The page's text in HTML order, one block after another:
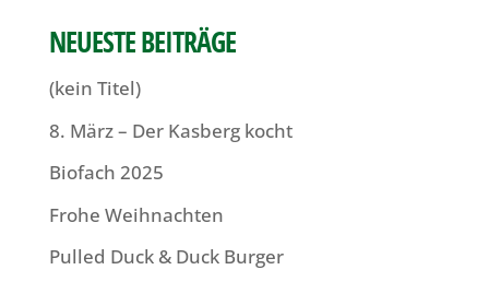
NEUESTE BEITRÄGE
(kein Titel)
8. März – Der Kasberg kocht
Biofach 2025
Frohe Weihnachten
Pulled Duck & Duck Burger